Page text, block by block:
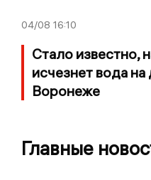
04/08 16:10
Стало известно,
исчезнет вода на
Воронеже
Главные